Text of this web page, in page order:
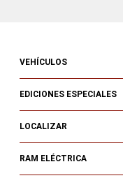
VEHÍCULOS
EDICIONES ESPECIALES
LOCALIZAR
RAM ELÉCTRICA